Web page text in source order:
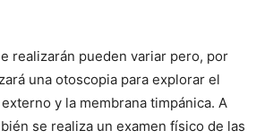
realizarán pueden variar pero, por
una otoscopia para explorar el
y la membrana timpánica. A
se realiza un examen físico de las